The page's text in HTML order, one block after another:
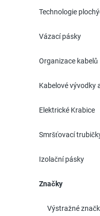
Technologie
Vázací pásky
Organizace kabelů
Kabelové vývodky
Elektrické Krabice
Smršťovací
Izolační pásky
Značky
Výstražné